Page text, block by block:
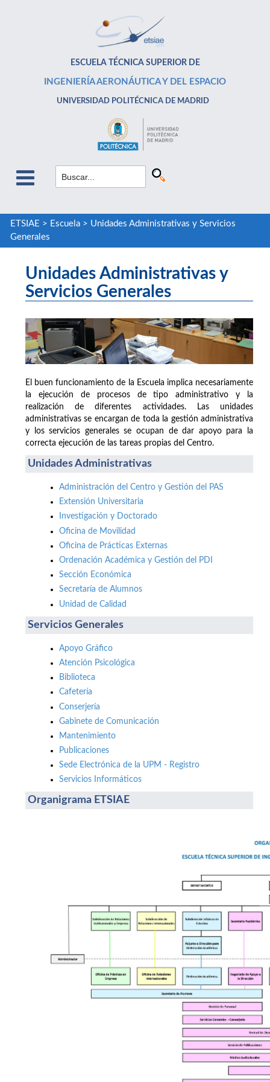
ESCUELA TÉCNICA SUPERIOR DE
INGENIERÍA AERONÁUTICA Y DEL ESPACIO
UNIVERSIDAD POLITÉCNICA DE MADRID
ETSIAE > Escuela> Unidades Administrativas y Servicios
Generales
Unidades Administrativas y
Servicios Generales
El buen funcionamiento de la Escuela implica necesariamente
la ejecución de procesos de tipo administrativo y la
realización de diferentes actividades. Las unidades
administrativas se encargan de toda la gestión administrativa
y los servicios generales se ocupan de dar apoyo para la
correcta ejecución de las tareas propias del Centro.
Unidades Administrativas
Administración del Centro y Gestión del PAS
Extensión Universitaria
Investigación y Doctorado
Oficina de Movilidad
Oficina de Prácticas Externas
Ordenación Académica y Gestión del PDI
Sección Económica
Secretaría de Alumnos
Unidad de Calidad
Servicios Generales
Apoyo Gráfico
Atención Psicológica
Biblioteca
Cafetería
Conserjería
Gabinete de Comunicación
Mantenimiento
Publicaciones
Sede Electrónica de la UPM - Registro
Servicios Informáticos
Organigrama ETSIAE